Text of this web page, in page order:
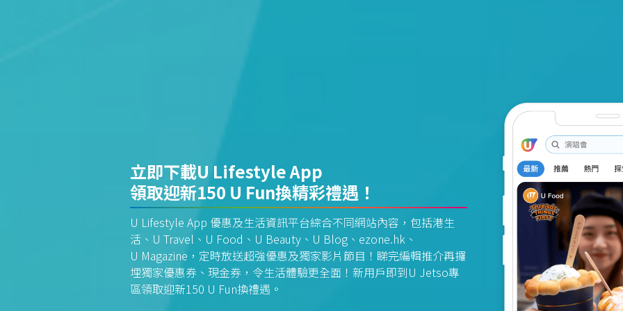
立即下載U Lifestyle App
領取迎新150 U Fun換精彩禮遇！
U Lifestyle App 優惠及生活資訊平台綜合不同網站內容，包括港生
活、U Travel、U Food、U Beauty、U Blog、ezone.hk、
U Magazine，定時放送超強優惠及獨家影片節目！睇完編輯推介再攞
埋獨家優惠券、現金券，令生活體驗更全面！新用戶即到U Jetso專
區領取迎新150 U Fun換禮遇。